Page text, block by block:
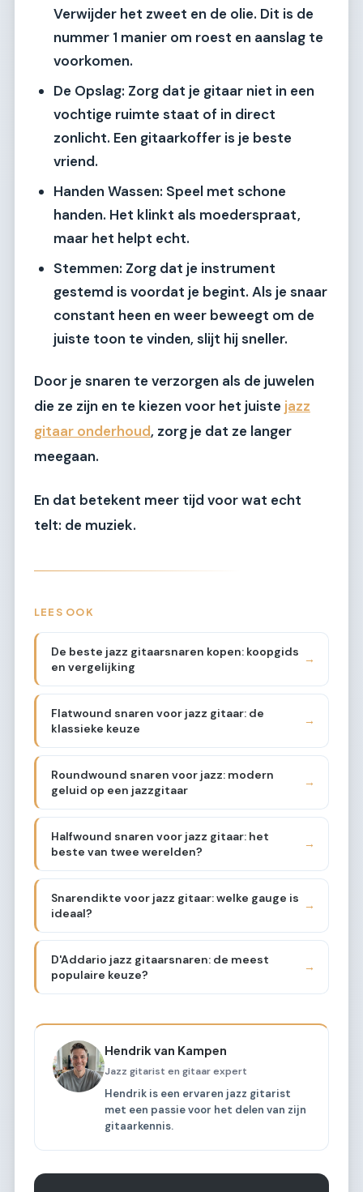
Verwijder het zweet en de olie. Dit is de
nummer 1 manier om roest en aanslag te
voorkomen.
De Opslag: Zorg dat je gitaar niet in een
vochtige ruimte staat of in direct
zonlicht. Een gitaarkoffer is je beste
vriend.
Handen Wassen: Speel met schone
handen. Het klinkt als moederspraat,
maar het helpt echt.
Stemmen: Zorg dat je instrument
gestemd is voordat je begint. Als je snaar
constant heen en weer beweegt om de
juiste toon te vinden, slijt hij sneller.
Door je snaren te verzorgen als de juwelen
die ze zijn en te kiezen voor het juiste jazz
gitaar onderhoud, zorg je dat ze langer
meegaan.
En dat betekent meer tijd voor wat echt
telt: de muziek.
LEES OOK
De beste jazz gitaarsnaren kopen: koopgids
en vergelijking
→
Flatwound snaren voor jazz gitaar: de
klassieke keuze
→
Roundwound snaren voor jazz: modern
geluid op een jazzgitaar
→
Halfwound snaren voor jazz gitaar: het
beste van twee werelden?
→
Snarendikte voor jazz gitaar: welke gauge is
ideaal?
→
D'Addario jazz gitaarsnaren: de meest
populaire keuze?
→
Hendrik van Kampen
Jazz gitarist en gitaar expert
Hendrik is een ervaren jazz gitarist
met een passie voor het delen van zijn
gitaarkennis.